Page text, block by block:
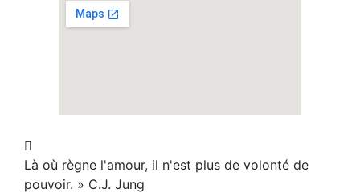
Là où règne l'amour, il n'est plus de volonté de
pouvoir. » C.J. Jung